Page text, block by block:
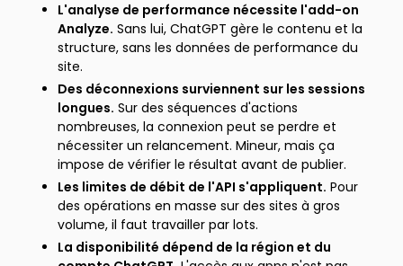
L'analyse de performance nécessite l'add-on
Analyze. Sans lui, ChatGPT gère le contenu et la
structure, sans les données de performance du
site.
Des déconnexions surviennent sur les sessions
longues. Sur des séquences d'actions
nombreuses, la connexion peut se perdre et
nécessiter un relancement. Mineur, mais ça
impose de vérifier le résultat avant de publier.
Les limites de débit de l'API s'appliquent. Pour
des opérations en masse sur des sites à gros
volume, il faut travailler par lots.
La disponibilité dépend de la région et du